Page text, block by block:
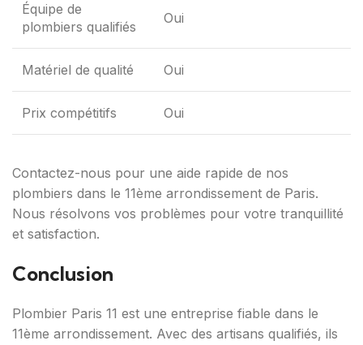
Équipe de
plombiers qualifiés
Oui
Matériel de qualité Oui
Prix compétitifs Oui
Contactez-nous pour une aide rapide de nos
plombiers dans le 11ème arrondissement de Paris.
Nous résolvons vos problèmes pour votre tranquillité
et satisfaction.
Conclusion
Plombier Paris 11 est une entreprise fiable dans le
11ème arrondissement. Avec des artisans qualifiés, ils